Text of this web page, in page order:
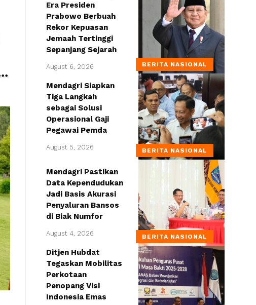
BERITA NASIONAL
Era Presiden
Prabowo Berbuah
Rekor Kepuasan
Jemaah Tertinggi
Sepanjang Sejarah
August 6, 2026
BERITA NASIONAL
Mendagri Siapkan
Tiga Langkah
sebagai Solusi
Operasional Gaji
Pegawai Pemda
August 5, 2026
BERITA NASIONAL
Mendagri Pastikan
Data Kependudukan
Jadi Basis Akurasi
Penyaluran Bansos
di Biak Numfor
August 4, 2026
Ditjen Hubdat
Tegaskan Mobilitas
Perkotaan
Penopang Visi
Indonesia Emas